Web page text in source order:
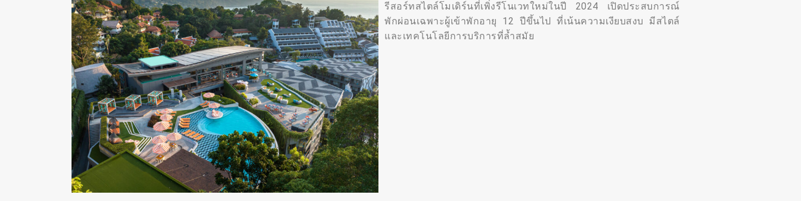
รีสอร์ทสไตล์โมเดิร์นที่เพิ่งรีโนเวทใหม่ในปี 2024 เปิดประสบการณ์
พักผ่อนเฉพาะผู้เข้าพักอายุ 12 ปีขึ้นไป ที่เน้นความเงียบสงบ มีสไตล์
และเทคโนโลยีการบริการที่ล้ำสมัย